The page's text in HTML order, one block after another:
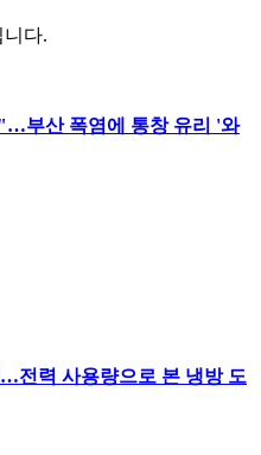
니다.
부산 폭염에 통창 유리 '와
전력 사용량으로 본 냉방 도